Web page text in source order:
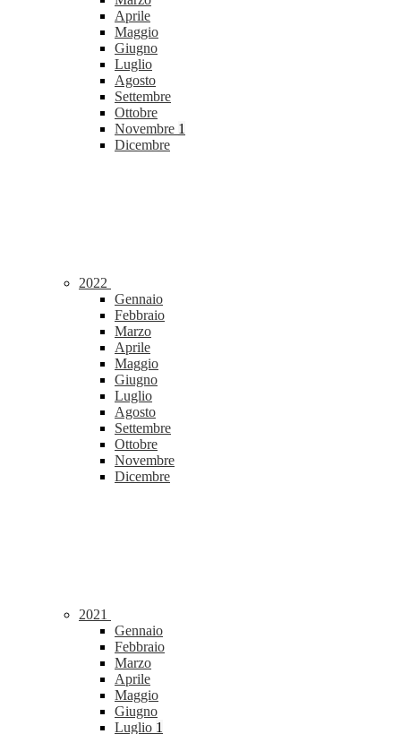
Aprile
Maggio
Giugno
Luglio
Agosto
Settembre
Ottobre
Novembre 1
Dicembre
2022
Gennaio
Febbraio
Marzo
Aprile
Maggio
Giugno
Luglio
Agosto
Settembre
Ottobre
Novembre
Dicembre
2021
Gennaio
Febbraio
Marzo
Aprile
Maggio
Giugno
Luglio 1